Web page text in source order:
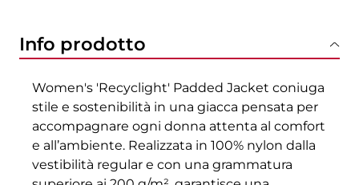
Info prodotto
Women's 'Recyclight' Padded Jacket coniuga
stile e sostenibilità in una giacca pensata per
accompagnare ogni donna attenta al comfort
e all’ambiente. Realizzata in 100% nylon dalla
vestibilità regular e con una grammatura